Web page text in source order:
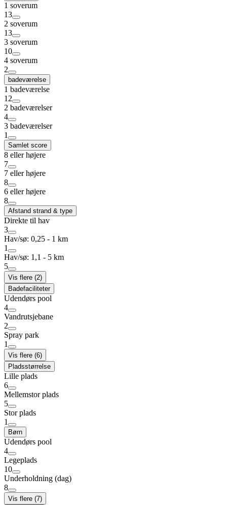
1 soverum
13
2 soverum
13
3 soverum
10
4 soverum
2
badeværelse
1 badeværelse
12
2 badeværelser
4
3 badeværelser
1
Samlet score
8 eller højere
7
7 eller højere
8
6 eller højere
8
Afstand strand & type
Direkte til hav
3
Hav/sø: 0,25 - 1 km
1
Hav/sø: 1,1 - 5 km
5
Vis flere (2)
Badefaciliteter
Udendørs pool
4
Vandrutsjebane
2
Spray park
1
Vis flere (6)
Pladsstørrelse
Lille plads
6
Mellemstor plads
5
Stor plads
1
Børn
Udendørs pool
4
Legeplads
10
Underholdning (dag)
8
Vis flere (7)